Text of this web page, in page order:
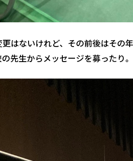
はないけれど、その前後はその
先生からメッセージを募ったり。